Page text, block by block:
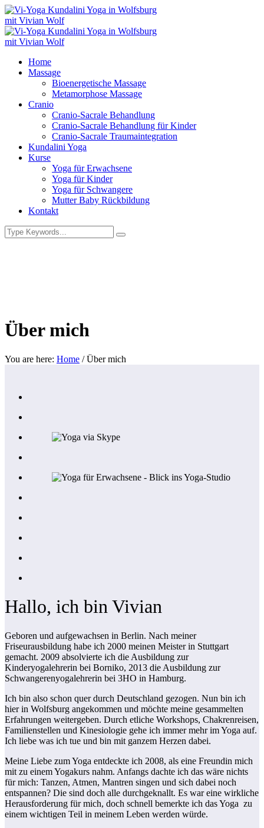
Home
Massage
Bioenergetische Massage
Metamorphose Massage
Cranio
Cranio-Sacrale Behandlung
Cranio-Sacrale Behandlung für Kinder
Cranio-Sacrale Traumaintegration
Kundalini Yoga
Kurse
Yoga für Erwachsene
Yoga für Kinder
Yoga für Schwangere
Mutter Baby Rückbildung
Kontakt
Über mich
You are here: Home /Über mich
Hallo, ich bin Vivian
Geboren und aufgewachsen in Berlin. Nach meiner
Friseurausbildung habe ich 2000 meinen Meister in Stuttgart
gemacht. 2009 absolvierte ich die Ausbildung zur
Kinderyogalehrerin bei Borniko, 2013 die Ausbildung zur
Schwangerenyogalehrerin bei 3HO in Hamburg.
Ich bin also schon quer durch Deutschland gezogen. Nun bin ich
hier in Wolfsburg angekommen und möchte meine gesammelten
Erfahrungen weitergeben. Durch etliche Workshops, Chakrenreisen,
Familienstellen und Kinesiologie gehe ich immer mehr im Yoga auf.
Ich liebe was ich tue und bin mit ganzem Herzen dabei.
Meine Liebe zum Yoga entdeckte ich 2008, als eine Freundin mich
mit zu einem Yogakurs nahm. Anfangs dachte ich das wäre nichts
für mich: Tanzen, Atmen, Mantren singen und sich dabei noch
entspannen? Die sind doch alle durchgeknallt. Es war eine wirkliche
Herausforderung für mich, doch schnell bemerkte ich das Yoga zu
einem wichtigen Teil in meinem Leben werden würde.